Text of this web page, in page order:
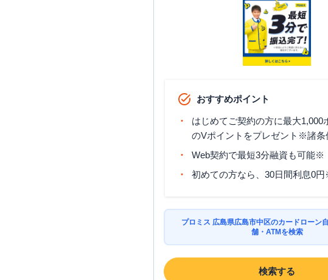
おすすめポイント
はじめてご契約の方に最大1,000
のVポイントをプレゼント※諸条
Web契約で最短3分融資も可能※
初めての方なら、30日間利息0
プロミス 広島県広島市中区のカードローン
舗・ATMを検索
検索する